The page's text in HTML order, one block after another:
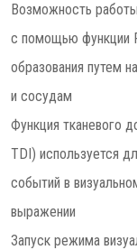
Возможность
с помощью функции
образования путем
и сосудам
Функция тканевого
TDI) используется
событий в
выражении
Запуск режима